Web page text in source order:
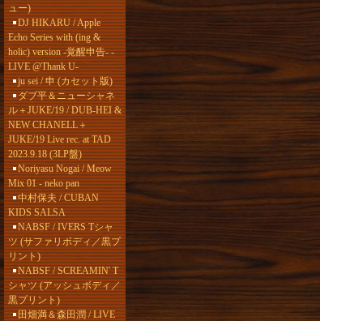
ュー)
DJ HIKARU / Apple
Echo Series with (ing &
holic) version -覚醒申告- -
LIVE @Thank U-
ju sei / 申 (カセット版)
ダブ平＆ニューシャネ
ル＋JUKE/19 / DUB-HEI &
NEW CHANELL＋
JUKE/19 Live rec. at TAD
2023.9.18 (3LP盤)
Noriyasu Nogai / Meow
Mix 01 - neko pan
中村保夫 / CUBAN
KIDS SALSA
NABSF / IVERS Tシャ
ツ (サファリボディ／黒プ
リント)
NABSF / SCREAMIN' T
シャツ (アッシュボディ／
黒プリント)
田畑満＆森田潤 / LIVE